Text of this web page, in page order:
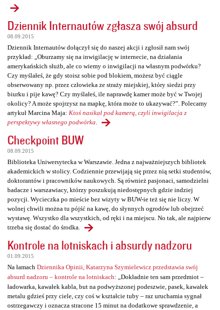
Dziennik Internautów zgłasza swój absurd
08.09.2015
Dziennik Internautów dołączył się do naszej akcji i zgłosił nam swój
przykład: „Oburzamy się na inwigilację w internecie, na działania
amerykańskich służb, ale co wiemy o inwigilacji na własnym podwórku?
Czy myślałeś, że gdy stoisz sobie pod blokiem, możesz być ciągle
obserwowany np. przez człowieka ze straży miejskiej, który siedzi przy
biurku i pije kawę? Czy myślałeś, ile naprawdę kamer może być w Twojej
okolicy? A może spojrzysz na mapkę, która może to ukazywać?”. Polecamy
artykuł Marcina Maja: Ktoś nasikał pod kamerą, czyli inwigilacja z
perspektywy własnego podwórka
Checkpoint BUW
08.09.2015
Biblioteka Uniwersytecka w Warszawie. Jedna z najważniejszych bibliotek
akademickich w stolicy. Codziennie przewijają się przez nią setki studentów,
doktorantów i pracowników naukowych. Są również pasjonaci, samodzielni
badacze i warszawiacy, którzy poszukują niedostępnych gdzie indziej
pozycji. Wycieczka po mieście bez wizyty w BUW-ie też się nie liczy. W
wolnej chwili można tu pójść na kawę, do słynnych ogrodów lub obejrzeć
wystawę. Wszystko dla wszystkich, od ręki i na miejscu. No tak, ale najpierw
trzeba się dostać do środka.
Kontrole na lotniskach i absurdy nadzoru
01.09.2015
Na łamach Dziennika Opinii, Katarzyna Szymielewicz przedstawia swój
absurd nadzoru – kontrole na lotniskach: „Dokładnie ten sam przedmiot –
ładowarka, kawałek kabla, but na podwyższonej podeszwie, pasek, kawałek
metalu gdzieś przy ciele, czy coś w kształcie tuby – raz uruchamia sygnał
ostrzegawczy i oznacza stracone 15 minut na dodatkowe sprawdzenie, a